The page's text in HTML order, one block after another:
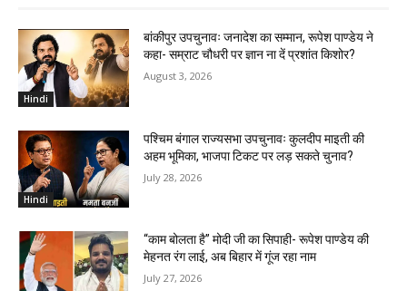
Hindi
बांकीपुर उपचुनावः जनादेश का सम्मान, रूपेश पाण्डेय ने
कहा- सम्राट चौधरी पर ज्ञान ना दें प्रशांत किशोर?
August 3, 2026
Hindi
पश्चिम बंगाल राज्यसभा उपचुनावः कुलदीप माइती की
अहम भूमिका, भाजपा टिकट पर लड़ सकते चुनाव?
July 28, 2026
“काम बोलता है” मोदी जी का सिपाही- रूपेश पाण्डेय की
मेहनत रंग लाई, अब बिहार में गूंज रहा नाम
July 27, 2026